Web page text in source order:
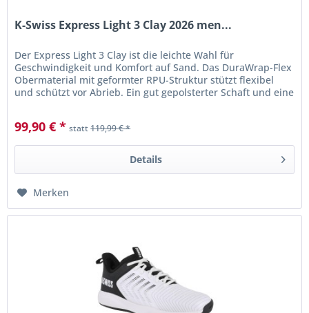
K-Swiss Express Light 3 Clay 2026 men...
Der Express Light 3 Clay ist die leichte Wahl für
Geschwindigkeit und Komfort auf Sand. Das DuraWrap-Flex
Obermaterial mit geformter RPU-Struktur stützt flexibel
und schützt vor Abrieb. Ein gut gepolsterter Schaft und eine
99,90 € * statt119,99 € *
Details
Merken